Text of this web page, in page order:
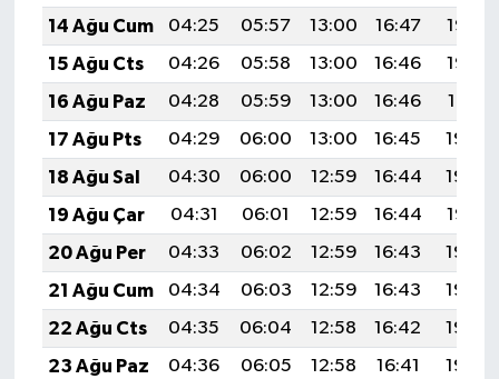
14 Ağu Cum
04:25 05:57 13:00 16:47
19:53
15 Ağu Cts
04:26 05:58 13:00 16:46
19:52
16 Ağu Paz
04:28 05:59 13:00 16:46
19:51
17 Ağu Pts
04:29 06:00 13:00 16:45
19:50
18 Ağu Sal
04:30 06:00 12:59 16:44
19:48
19 Ağu Çar
04:31 06:01 12:59 16:44
19:47
20 Ağu Per
04:33 06:02 12:59 16:43
19:46
21 Ağu Cum
04:34 06:03 12:59 16:43
19:44
22 Ağu Cts
04:35 06:04 12:58 16:42
19:43
23 Ağu Paz
04:36 06:05 12:58 16:41
19:42